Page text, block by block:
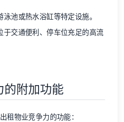
泳池或热水浴缸等特定设施。
于交通便利、停车位充足的高流
的附加功能
租物业竞争力的功能：